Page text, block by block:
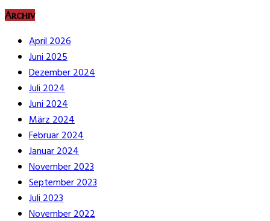
Archiv
April 2026
Juni 2025
Dezember 2024
Juli 2024
Juni 2024
März 2024
Februar 2024
Januar 2024
November 2023
September 2023
Juli 2023
November 2022